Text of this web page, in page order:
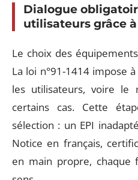
Dialogue
utilisateurs grâce à
Le choix des
La loi n°91-1414 impose
les utilisateurs, voire le
certains cas. Cette
sélection : un EPI
Notice en français,
en main propre,